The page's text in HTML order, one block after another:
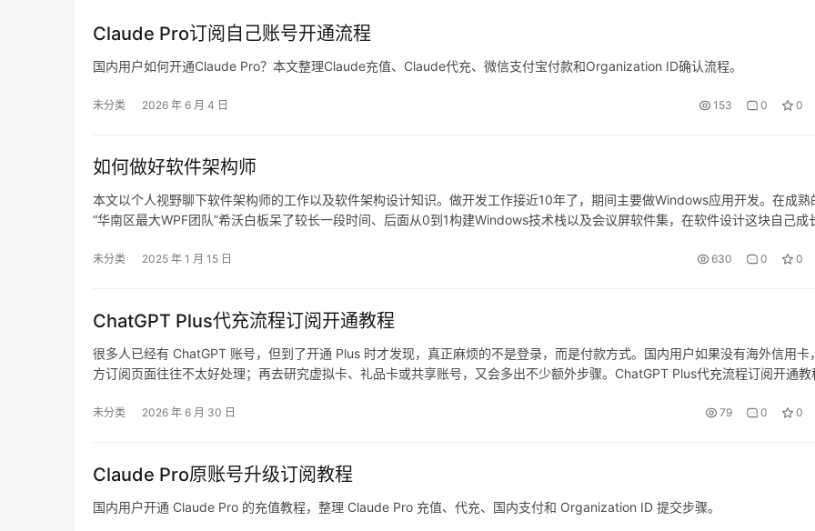
Claude Pro订阅自己账号开通流程
国内用户如何开通Claude Pro？本文整理Claude充值、Claude代充、微信支付宝付款和Organization ID确认流程。
未分类 2026 年 6 月 4 日 153 0 0
如何做好软件架构师
本文以个人视野聊下软件架构师的工作以及软件架构设计知识。做开发工作接近10年了，期间主要做Windows应用开发。在成熟
“华南区最大WPF团队”希沃白板呆了较长一段时间、后面从0到1构建Windows技术栈以及会议屏软件集，在软件设计这块自己成
未分类 2025 年 1 月 15 日 630 0 0
ChatGPT Plus代充流程订阅开通教程
很多人已经有 ChatGPT 账号，但到了开通 Plus 时才发现，真正麻烦的不是登录，而是付款方式。国内用户如果没有海外信用卡
方订阅页面往往不太好处理；再去研究虚拟卡、礼品卡或共享账号，又会多出不少额外步骤。ChatGPT Plus代充流程订阅开通教
未分类 2026 年 6 月 30 日 79 0 0
Claude Pro原账号升级订阅教程
国内用户开通 Claude Pro 的充值教程，整理 Claude Pro 充值、代充、国内支付和 Organization ID 提交步骤。